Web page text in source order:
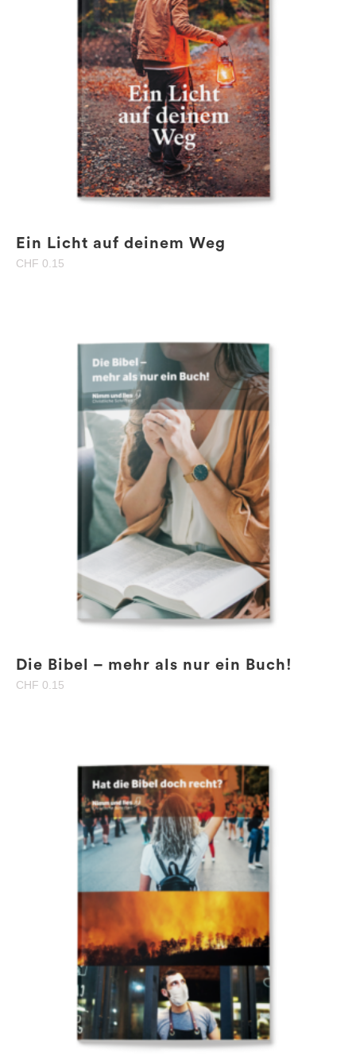
Ein Licht auf deinem Weg
CHF 0.15
Die Bibel – mehr als nur ein Buch!
CHF 0.15